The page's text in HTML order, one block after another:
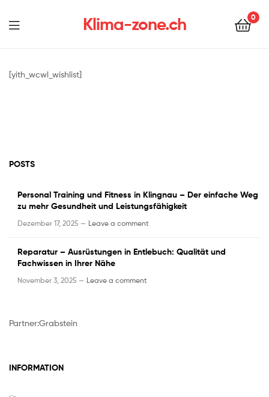
Klima-zone.ch 0
[yith_wcwl_wishlist]
POSTS
Personal Training und Fitness in Klingnau – Der einfache Weg
zu mehr Gesundheit und Leistungsfähigkeit
Dezember 17, 2025 — Leave a comment
Reparatur – Ausrüstungen in Entlebuch: Qualität und
Fachwissen in Ihrer Nähe
November 3, 2025 — Leave a comment
Partner:Grabstein
INFORMATION